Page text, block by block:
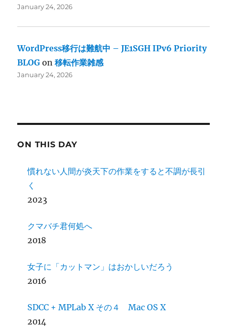
January 24, 2026
WordPress移行は難航中 – JE1SGH IPv6 Priority
BLOG on移転作業雑感
January 24, 2026
ON THIS DAY
慣れない人間が炎天下の作業をすると不調が長引
く
2023
クマバチ君何処へ
2018
女子に「カットマン」はおかしいだろう
2016
SDCC + MPLab X その４ Mac OS X
2014